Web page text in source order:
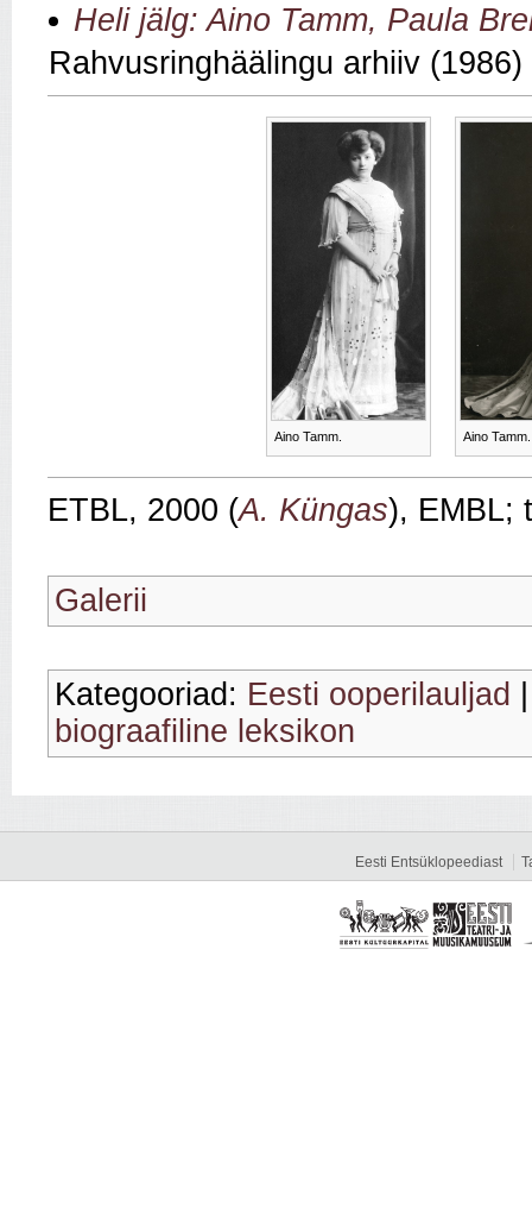
Heli jälg: Aino Tamm, Paula
Rahvusringhäälingu arhiiv (1986)
Aino Tamm. Aino Tamm.
ETBL, 2000 (A. Küngas), EMBL;
Galerii
Kategooriad: Eesti ooperilauljad
biograafiline leksikon
Eesti Entsüklopeediast